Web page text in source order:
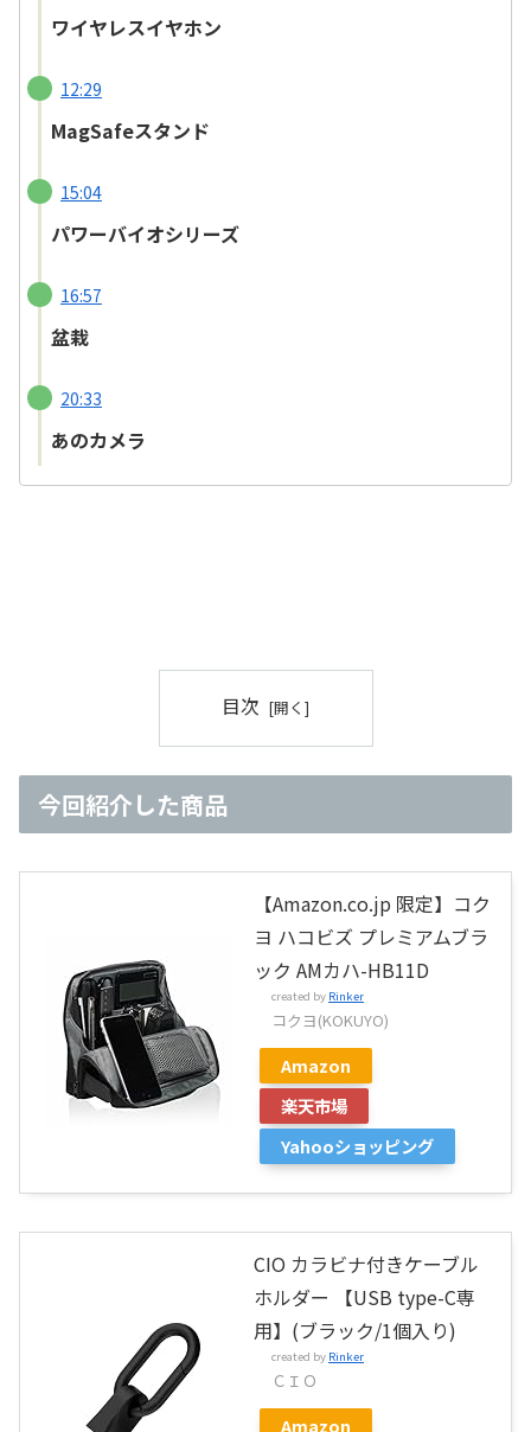
ワイヤレスイヤホン
12:29
MagSafeスタンド
15:04
パワーバイオシリーズ
16:57
盆栽
20:33
あのカメラ
目次
今回紹介した商品
【Amazon.co.jp 限定】コク
ヨ ハコビズ プレミアムブラ
ック AMカハ-HB11D
created by Rinker
コクヨ(KOKUYO)
Amazon
楽天市場
Yahooショッピング
CIO カラビナ付きケーブル
ホルダー 【USB type-C専
用】(ブラック/1個入り)
created by Rinker
ＣＩＯ
Amazon